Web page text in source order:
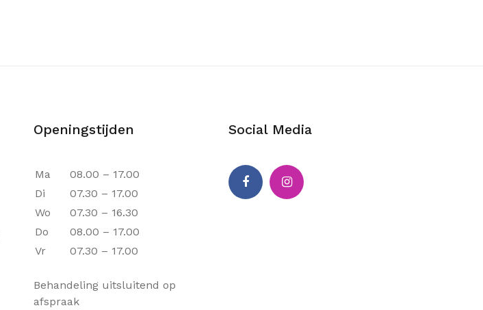
Openingstijden
Ma
08.00 – 17.00
Di
07.30 – 17.00
Wo
07.30 – 16.30
Do
08.00 – 17.00
Vr
07.30 – 17.00
Behandeling uitsluitend op
afspraak
Social Media